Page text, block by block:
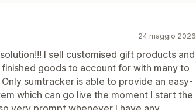
24 maggio 2026
I sell customised gift products and
goods to account for with many to
sumtracker is able to provide an easy-
which can go live the moment I start the